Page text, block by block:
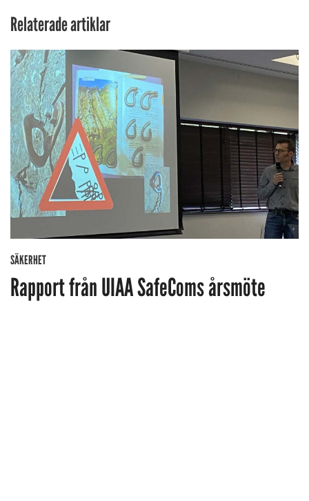
Relaterade artiklar
SÄKERHET
Rapport från UIAA SafeComs årsmöte